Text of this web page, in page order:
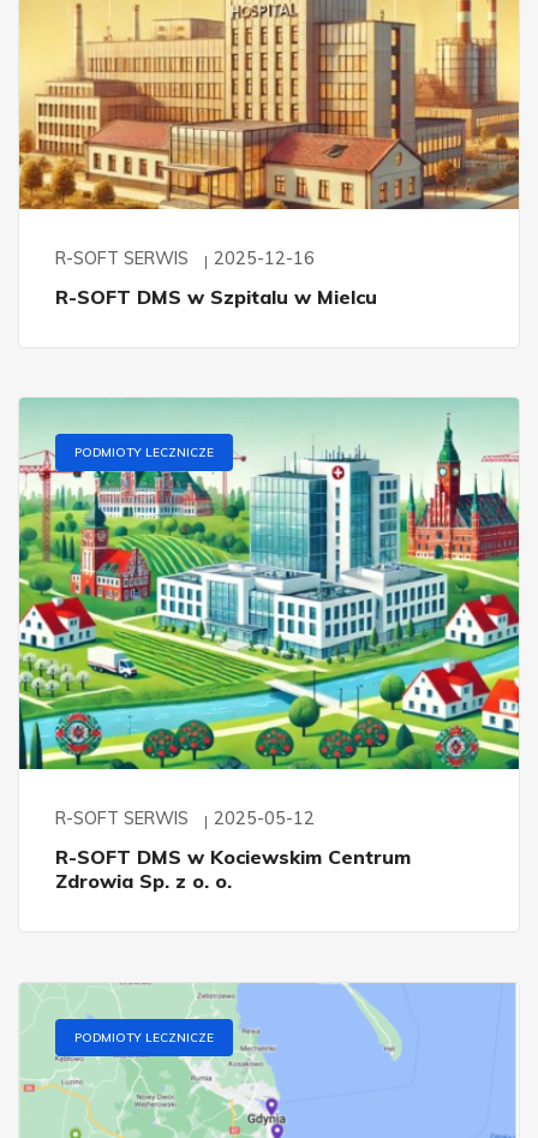
R-SOFT SERWIS 2025-12-16
R-SOFT DMS w Szpitalu w Mielcu
PODMIOTY LECZNICZE
R-SOFT SERWIS 2025-05-12
R-SOFT DMS w Kociewskim Centrum
Zdrowia Sp. z o. o.
PODMIOTY LECZNICZE